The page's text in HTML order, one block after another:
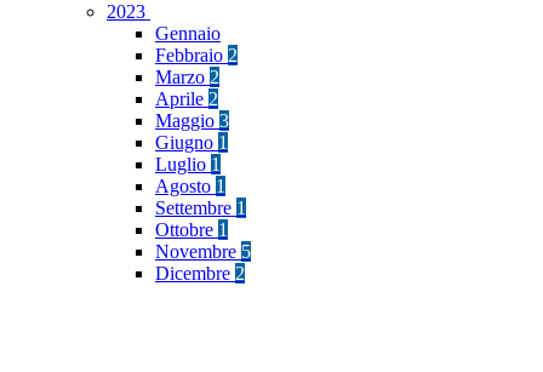
2023
Gennaio
Febbraio 2
Marzo 2
Aprile 2
Maggio 3
Giugno 1
Luglio 1
Agosto 1
Settembre 1
Ottobre 1
Novembre 5
Dicembre 2